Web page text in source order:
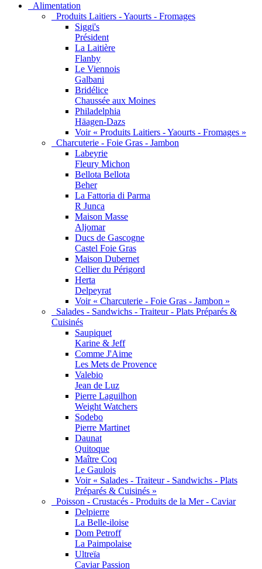
Alimentation
Produits Laitiers - Yaourts - Fromages
Siggi's
Président
La Laitière
Flanby
Le Viennois
Galbani
Bridélice
Chaussée aux Moines
Philadelphia
Häagen-Dazs
Voir « Produits Laitiers - Yaourts - Fromages »
Charcuterie - Foie Gras - Jambon
Labeyrie
Fleury Michon
Bellota Bellota
Beher
La Fattoria di Parma
R Junca
Maison Masse
Aljomar
Ducs de Gascogne
Castel Foie Gras
Maison Dubernet
Cellier du Périgord
Herta
Delpeyrat
Voir « Charcuterie - Foie Gras - Jambon »
Salades - Sandwichs - Traiteur - Plats Préparés &
Cuisinés
Saupiquet
Karine & Jeff
Comme J'Aime
Les Mets de Provence
Valebio
Jean de Luz
Pierre Laguilhon
Weight Watchers
Sodebo
Pierre Martinet
Daunat
Quitoque
Maître Coq
Le Gaulois
Voir « Salades - Traiteur - Sandwichs - Plats
Préparés & Cuisinés »
Poisson - Crustacés - Produits de la Mer - Caviar
Delpierre
La Belle-iloise
Dom Petroff
La Paimpolaise
Ultreïa
Caviar Passion